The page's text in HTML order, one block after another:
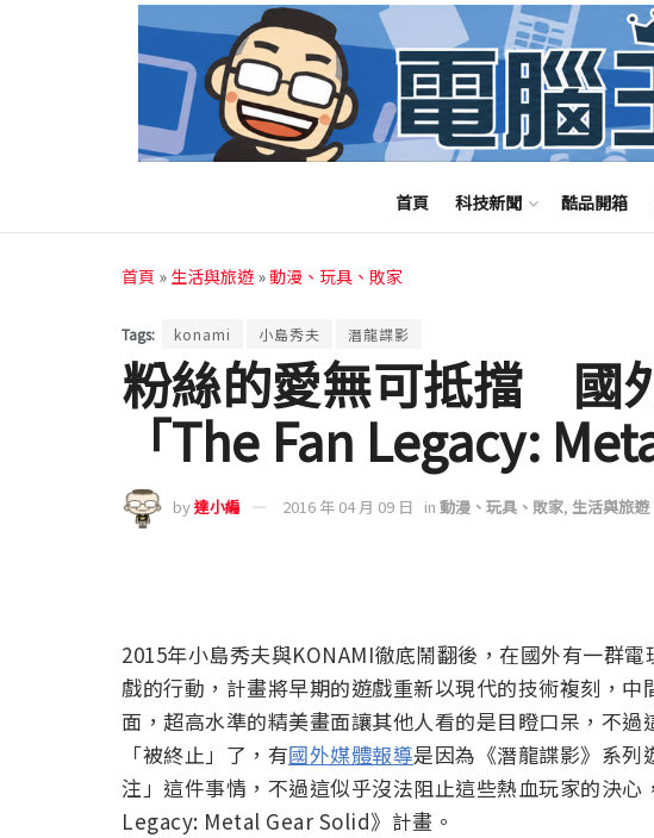
首頁 科技新聞 酷品開箱
首頁 » 生活與旅遊 » 動漫、玩具、敗家
Tags: konami 小島秀夫 潛龍諜影
粉絲的愛無可抵擋 國
「The Fan Legacy:
by達小編 2016 年 04 月 09 日 in 動漫、玩具、敗家, 生活與旅遊
2015年小島秀夫與KONAMI徹底鬧翻後，在國外有一群
戲的行動，計畫將早期的遊戲重新以現代的技術複刻，
面，超高水準的精美畫面讓其他人看的是目瞪口呆，不
「被終止」了，有國外媒體報導是因為《潛龍諜影》系列
注」這件事情，不過這似乎沒法阻止這些熱血玩家的決
Legacy: Metal Gear Solid》計畫。